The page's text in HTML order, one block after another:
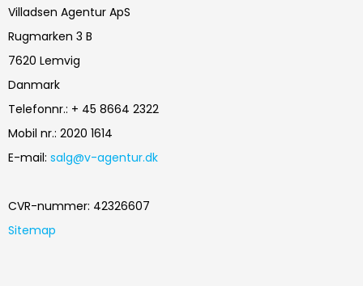
Villadsen Agentur ApS
Rugmarken 3 B
7620 Lemvig
Danmark
Telefonnr.: + 45 8664 2322
Mobil nr.: 2020 1614
E-mail: salg@v-agentur.dk
CVR-nummer: 42326607
Sitemap